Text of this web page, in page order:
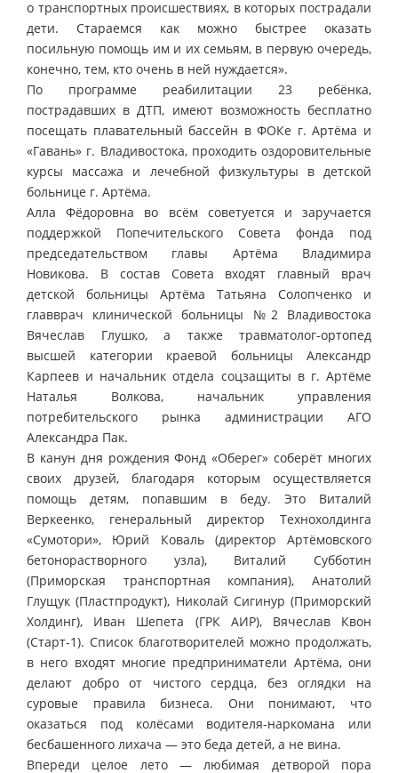
о транспортных происшествиях, в которых пострадали
дети. Стараемся как можно быстрее оказать
посильную помощь им и их семьям, в первую очередь,
конечно, тем, кто очень в ней нуждается».
По программе реабилитации 23 ребёнка,
пострадавших в ДТП, имеют возможность бесплатно
посещать плавательный бассейн в ФОКе г. Артёма и
«Гавань» г. Владивостока, проходить оздоровительные
курсы массажа и лечебной физкультуры в детской
больнице г. Артёма.
Алла Фёдоровна во всём советуется и заручается
поддержкой Попечительского Совета фонда под
председательством главы Артёма Владимира
Новикова. В состав Совета входят главный врач
детской больницы Артёма Татьяна Солопченко и
главврач клинической больницы №2 Владивостока
Вячеслав Глушко, а также травматолог-ортопед
высшей категории краевой больницы Александр
Карпеев и начальник отдела соцзащиты в г. Артёме
Наталья Волкова, начальник управления
потребительского рынка администрации АГО
Александра Пак.
В канун дня рождения Фонд «Оберег» соберёт многих
своих друзей, благодаря которым осуществляется
помощь детям, попавшим в беду. Это Виталий
Веркеенко, генеральный директор Технохолдинга
«Сумотори», Юрий Коваль (директор Артёмовского
бетонорастворного узла), Виталий Субботин
(Приморская транспортная компания), Анатолий
Глущук (Пластпродукт), Николай Сигинур (Приморский
Холдинг), Иван Шепета (ГРК АИР), Вячеслав Квон
(Старт-1). Список благотворителей можно продолжать,
в него входят многие предприниматели Артёма, они
делают добро от чистого сердца, без оглядки на
суровые правила бизнеса. Они понимают, что
оказаться под колёсами водителя-наркомана или
бесбашенного лихача — это беда детей, а не вина.
Впереди целое лето — любимая детворой пора